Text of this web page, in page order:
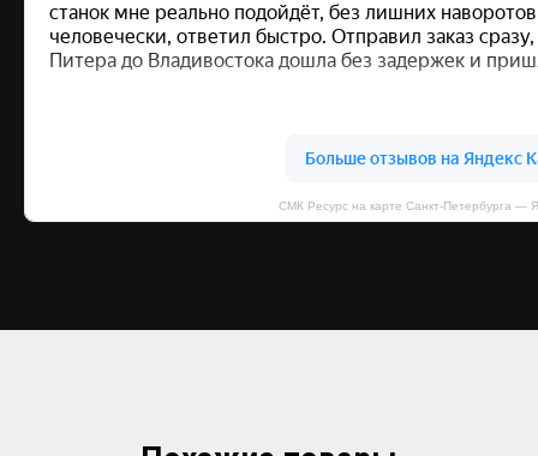
СМК Ресурс на карте Санкт‑Петербурга —